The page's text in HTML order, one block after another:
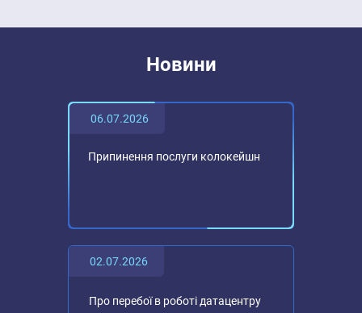
Новини
Припинення послуги колокейшн
06.07.2026
Про перебої в роботі датацентру
02.07.2026